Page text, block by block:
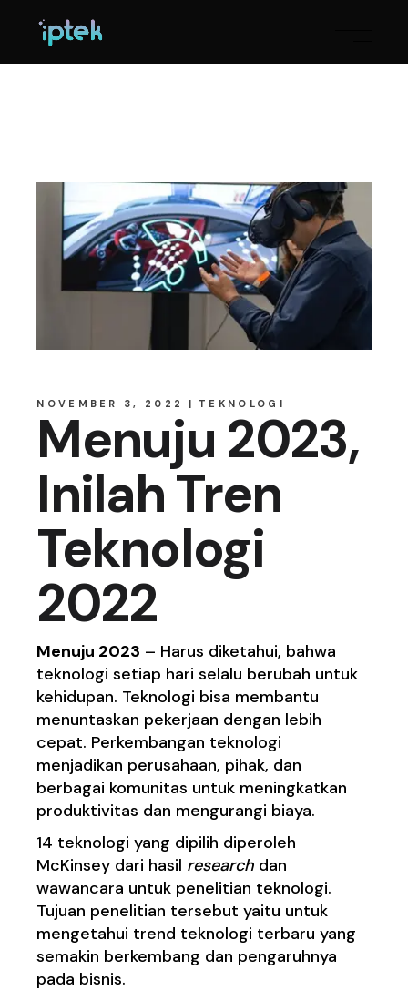
NOVEMBER 3, 2022 TEKNOLOGI
Menuju 2023,
Inilah Tren
Teknologi
2022
Menuju 2023 – Harus diketahui, bahwa
teknologi setiap hari selalu berubah untuk
kehidupan. Teknologi bisa membantu
menuntaskan pekerjaan dengan lebih
cepat. Perkembangan teknologi
menjadikan perusahaan, pihak, dan
berbagai komunitas untuk meningkatkan
produktivitas dan mengurangi biaya.
14 teknologi yang dipilih diperoleh
McKinsey dari hasil research dan
wawancara untuk penelitian teknologi.
Tujuan penelitian tersebut yaitu untuk
mengetahui trend teknologi terbaru yang
semakin berkembang dan pengaruhnya
pada bisnis.